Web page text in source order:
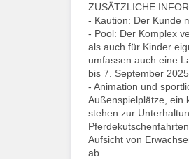
ZUSÄTZLICHE
- Kaution: Der Kunde
- Pool: Der Komplex
als auch für Kinder
umfassen auch eine
bis 7. September
- Animation und
Außenspielplätze, ein
stehen zur
Aufsicht von
ab.